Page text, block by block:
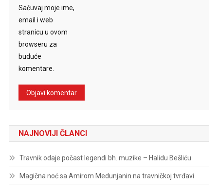
Sačuvaj moje ime,
email i web
stranicu u ovom
browseru za
buduće
komentare.
NAJNOVIJI ČLANCI
Travnik odaje počast legendi bh. muzike – Halidu Bešliću
Magična noć sa Amirom Medunjanin na travničkoj tvrđavi